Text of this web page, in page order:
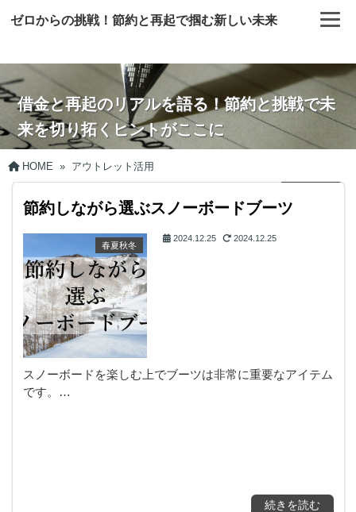
ゼロからの挑戦！節約と再起で掴む新しい未来
借金と再起のリアルを語る！節約と挑戦で未
来を切り拓くヒントがここに
HOME » アウトレット活用
節約しながら選ぶスノーボードブーツ
春夏秋冬
2024.12.25 2024.12.25
スノーボードを楽しむ上でブーツは非常に重要なアイテム
です。…
続きを読む